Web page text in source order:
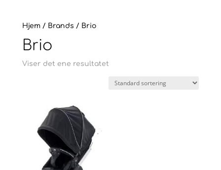
Hjem/ Brands / Brio
Brio
Viser det ene resultatet